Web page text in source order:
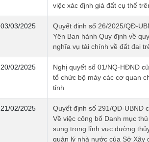
việc xác định giá đất cụ thể
03/03/2025
Quyết định số 26/2025/QĐ-
Yên Ban hành Quy định về
nghĩa vụ tài chính về đất đai
20/02/2025
Nghị quyết số 01/NQ-HĐND
tổ chức bộ máy các cơ quan
tỉnh
21/02/2025
Quyết định số 291/QĐ-UBND
Về việc công bố Danh mục
sung trong lĩnh vực đường
quản lý nhà nước của Sở Xây